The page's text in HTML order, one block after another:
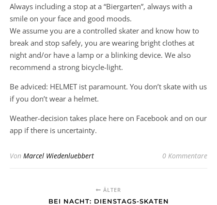
Always including a stop at a “Biergarten”, always with a
smile on your face and good moods.
We assume you are a controlled skater and know how to
break and stop safely, you are wearing bright clothes at
night and/or have a lamp or a blinking device. We also
recommend a strong bicycle-light.
Be adviced: HELMET ist paramount. You don’t skate with us
if you don’t wear a helmet.
Weather-decision takes place here on Facebook and on our
app if there is uncertainty.
Von Marcel Wiedenluebbert 0 Kommentare
ÄLTER
BEI NACHT: DIENSTAGS-SKATEN